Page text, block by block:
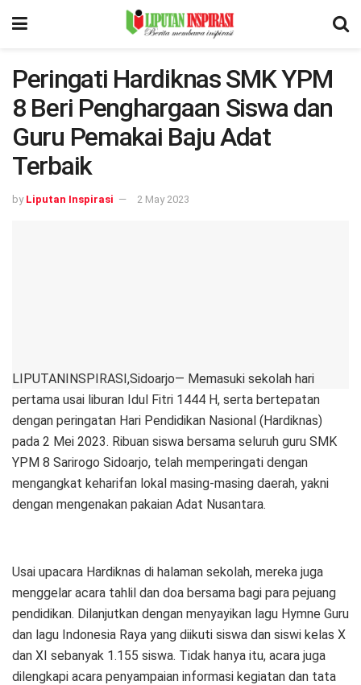
Peringati Hardiknas SMK YPM
8 Beri Penghargaan Siswa dan
Guru Pemakai Baju Adat
Terbaik
by Liputan Inspirasi 2 May 2023
LIPUTANINSPIRASI,Sidoarjo— Memasuki sekolah hari
pertama usai liburan Idul Fitri 1444 H, serta bertepatan
dengan peringatan Hari Pendidikan Nasional (Hardiknas)
pada 2 Mei 2023. Ribuan siswa bersama seluruh guru SMK
YPM 8 Sarirogo Sidoarjo, telah memperingati dengan
mengangkat keharifan lokal masing-masing daerah, yakni
dengan mengenakan pakaian Adat Nusantara.
Usai upacara Hardiknas di halaman sekolah, mereka juga
menggelar acara tahlil dan doa bersama bagi para pejuang
pendidikan. Dilanjutkan dengan menyayikan lagu Hymne Guru
dan lagu Indonesia Raya yang diikuti siswa dan siswi kelas X
dan XI sebanyak 1.155 siswa. Tidak hanya itu, acara juga
dilengkapi acara penyampaian informasi kegiatan dan tata